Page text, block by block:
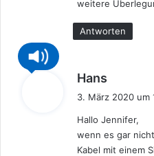
weitere
Antworten
Hans
t
:
3. März 2020 um
Hallo Jennifer,
wenn es gar
Kabel mit einem